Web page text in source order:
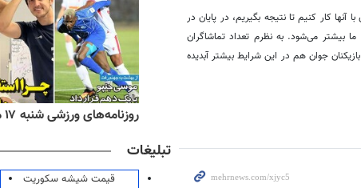
کار کنیم تا نتیجه بگیریم، در پایان در
ما بیشتر می‌شود. به نظرم تعداد تماشاگران
جوان هم در این شرایط بیشتر آبدیده
روزنامه‌های ورزشی شنبه ۱۷ مرداد ۱۴۰۵
تبلیغات
قیمت شیشه سکوریت